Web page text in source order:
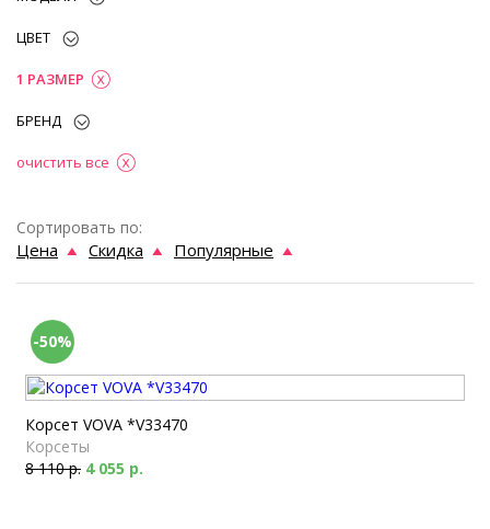
ЦВЕТ
1 РАЗМЕР
БРЕНД
очистить все
Сортировать по:
Цена Скидка Популярные
-50%
Корсет VOVA *V33470
Корсеты
8 110 р. 4 055 р.